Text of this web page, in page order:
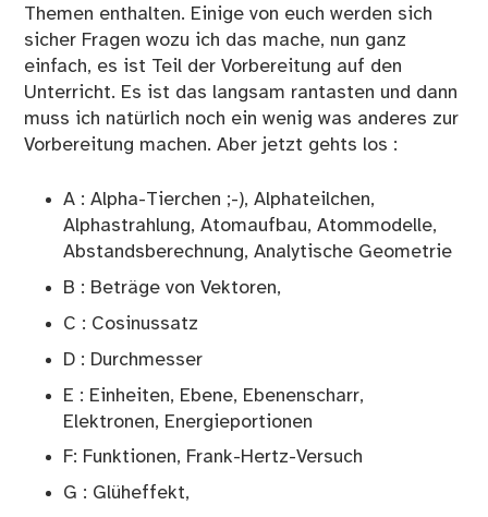
Themen enthalten. Einige von euch werden sich
sicher Fragen wozu ich das mache, nun ganz
einfach, es ist Teil der Vorbereitung auf den
Unterricht. Es ist das langsam rantasten und dann
muss ich natürlich noch ein wenig was anderes zur
Vorbereitung machen. Aber jetzt gehts los :
A : Alpha-Tierchen ;-), Alphateilchen,
Alphastrahlung, Atomaufbau, Atommodelle,
Abstandsberechnung, Analytische Geometrie
B : Beträge von Vektoren,
C : Cosinussatz
D : Durchmesser
E : Einheiten, Ebene, Ebenenscharr,
Elektronen, Energieportionen
F: Funktionen, Frank-Hertz-Versuch
G : Glüheffekt,